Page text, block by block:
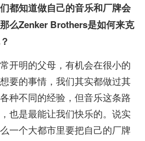
都知道做自己的音乐和厂牌会
么Zenker Brothers是如何来克
开明的父母，有机会在很小的
要的事情，我们其实都做过其
种不同的经验，但音乐这条路
也是最能让我们快乐的。说实
一个大都市里要把自己的厂牌